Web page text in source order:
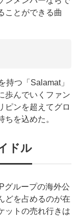
ことができる曲
持つ「Salamat」
歩んでいくファン
ピンを超えてグロ
を込めた。
ドル
グループの海外公
どを占めるのが在
ットの売れ行きは